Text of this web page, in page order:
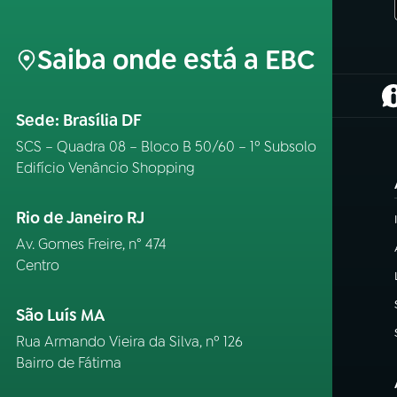
Saiba onde está a EBC
Sede: Brasília DF
SCS – Quadra 08 – Bloco B 50/60 – 1º Subsolo
Edifício Venâncio Shopping
Rio de Janeiro RJ
Av. Gomes Freire, n° 474
Centro
São Luís MA
Rua Armando Vieira da Silva, nº 126
Bairro de Fátima